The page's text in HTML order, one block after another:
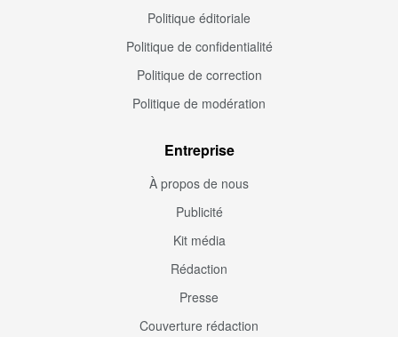
Politique éditoriale
Politique de confidentialité
Politique de correction
Politique de modération
Entreprise
À propos de nous
Publicité
Kit média
Rédaction
Presse
Couverture rédaction